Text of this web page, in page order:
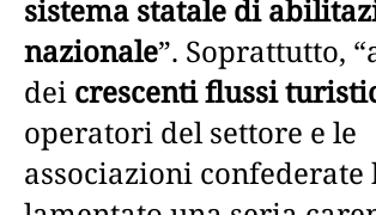
sistema statale di
nazionale”. Soprattutto,
dei crescenti flussi
operatori del settore e le
associazioni confederate